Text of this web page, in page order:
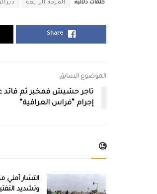
كلمات دلالية: الفرقة الرابعة
Share
الموضوع السابق
تاجر حشيش فمخبر ثم
إجرام “فراس العراقية”
🧐
انتشار
وتشديد